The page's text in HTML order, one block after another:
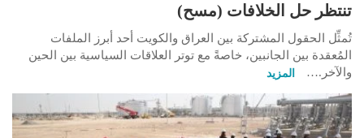
تنتظر حل الخلافات (مسح)
تُمثِّل الحقول المشتركة بين العراق والكويت أحد أبرز الملفات
المُعقدة بين الجانبين، خاصةً مع توتر العلاقات السياسية بين الحين
والآخر.…
المزيد